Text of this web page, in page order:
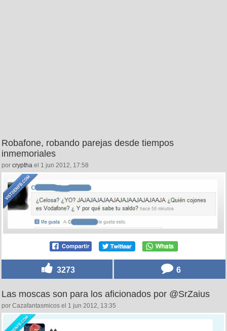
Robafone, robando parejas desde tiempos
inmemoriales
por cryptha el 1 jun 2012, 17:58
3273 6
Las moscas son para los aficionados por @SrZaius
por Cazafantasmicos el 1 jun 2012, 13:35